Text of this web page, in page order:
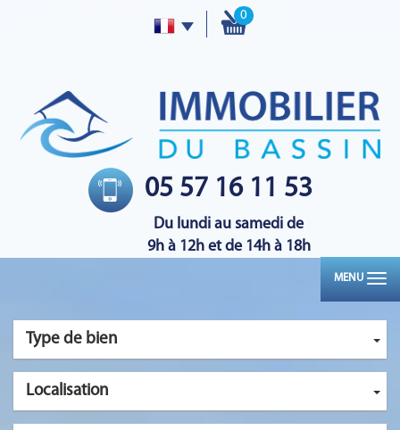
05 57 16 11 53
Du lundi au samedi de
9h à 12h et de 14h à 18h
0
MENU
Type de bien
Localisation